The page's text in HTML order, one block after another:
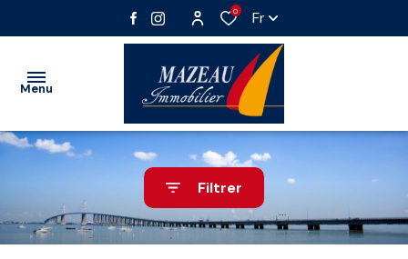
0 Fr
Menu
Nos
LOCATION
Vente
Filtrer